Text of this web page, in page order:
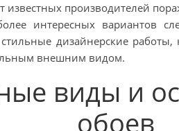
известных производителей
интересных вариантов
дизайнерские
внешним видом.
виды и
обоев